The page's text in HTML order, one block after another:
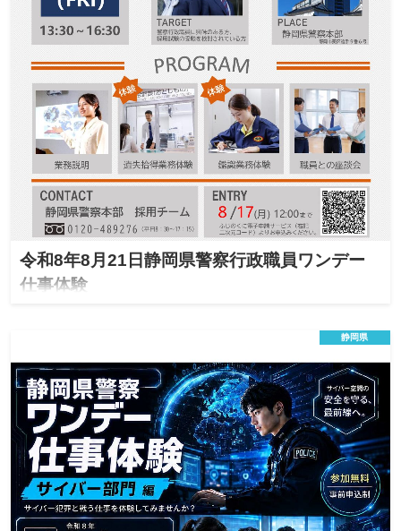
千葉県には全国的にみても多くの遺跡が残されており、私たちは
日々、多様な時代の多くの文化財に携わっています。今回のイベ
ントでは、千葉県だからこそ経験できる文化財行政の魅力を現場
の声を交えて紹介します。 文化財に関わる仕事に興味のある皆さ
んとお会いできることを楽しみにしています。
令和8年8月21日静岡県警察行政職員ワンデー
仕事体験
日程 2026年8月21日（金）13:30~16:30
対象
・警察行政職員に興味のある方
・採用試験の受験を検討されている方
定員 40名
締切 令和8年8月17日(月)12:00
業務説明のほか、遺失拾得業務や鑑識業務の体験、若手職員との座談
静岡県